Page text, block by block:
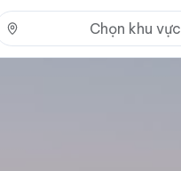
Chọn khu vực